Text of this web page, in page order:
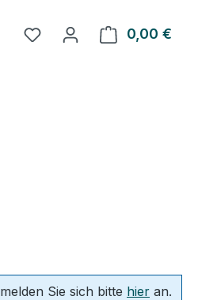
Du hast 0 Produkte auf
0,00 €
Sie sich bitte hier an.